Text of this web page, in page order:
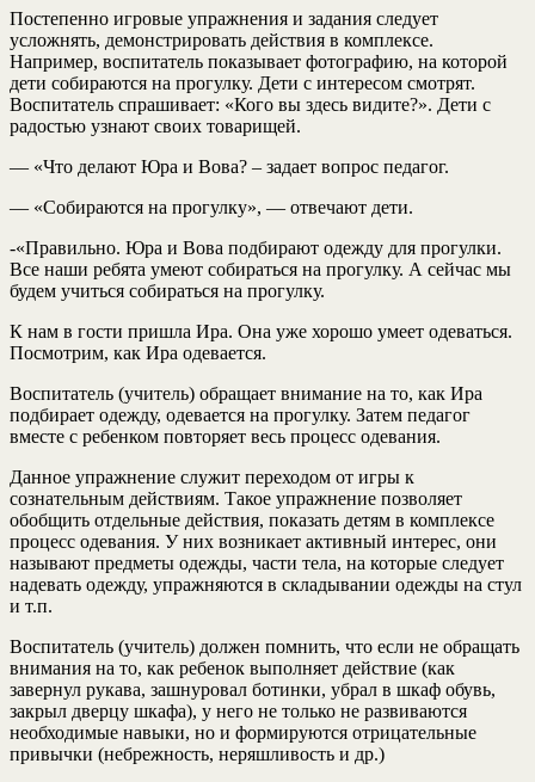
Постепенно игровые упражнения и задания следует
усложнять, демонстрировать действия в комплексе.
Например, воспитатель показывает фотографию, на которой
дети собираются на прогулку. Дети с интересом смотрят.
Воспитатель спрашивает: «Кого вы здесь видите?». Дети с
радостью узнают своих товарищей.
— «Что делают Юра и Вова? – задает вопрос педагог.
— «Собираются на прогулку», — отвечают дети.
-«Правильно. Юра и Вова подбирают одежду для прогулки.
Все наши ребята умеют собираться на прогулку. А сейчас мы
будем учиться собираться на прогулку.
К нам в гости пришла Ира. Она уже хорошо умеет одеваться.
Посмотрим, как Ира одевается.
Воспитатель (учитель) обращает внимание на то, как Ира
подбирает одежду, одевается на прогулку. Затем педагог
вместе с ребенком повторяет весь процесс одевания.
Данное упражнение служит переходом от игры к
сознательным действиям. Такое упражнение позволяет
обобщить отдельные действия, показать детям в комплексе
процесс одевания. У них возникает активный интерес, они
называют предметы одежды, части тела, на которые следует
надевать одежду, упражняются в складывании одежды на стул
и т.п.
Воспитатель (учитель) должен помнить, что если не обращать
внимания на то, как ребенок выполняет действие (как
завернул рукава, зашнуровал ботинки, убрал в шкаф обувь,
закрыл дверцу шкафа), у него не только не развиваются
необходимые навыки, но и формируются отрицательные
привычки (небрежность, неряшливость и др.)